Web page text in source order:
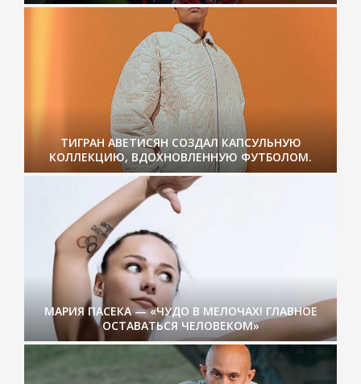
ТИГРАН АВЕТИСЯН СОЗДАЛ КАПСУЛЬНУЮ
КОЛЛЕКЦИЮ, ВДОХНОВЛЕННУЮ ФУТБОЛОМ.
МАРИЯ ПАСЕКА — «ЧУДО В МЕЛОЧАХ! ГЛАВНОЕ
ОСТАВАТЬСЯ ЧЕЛОВЕКОМ»